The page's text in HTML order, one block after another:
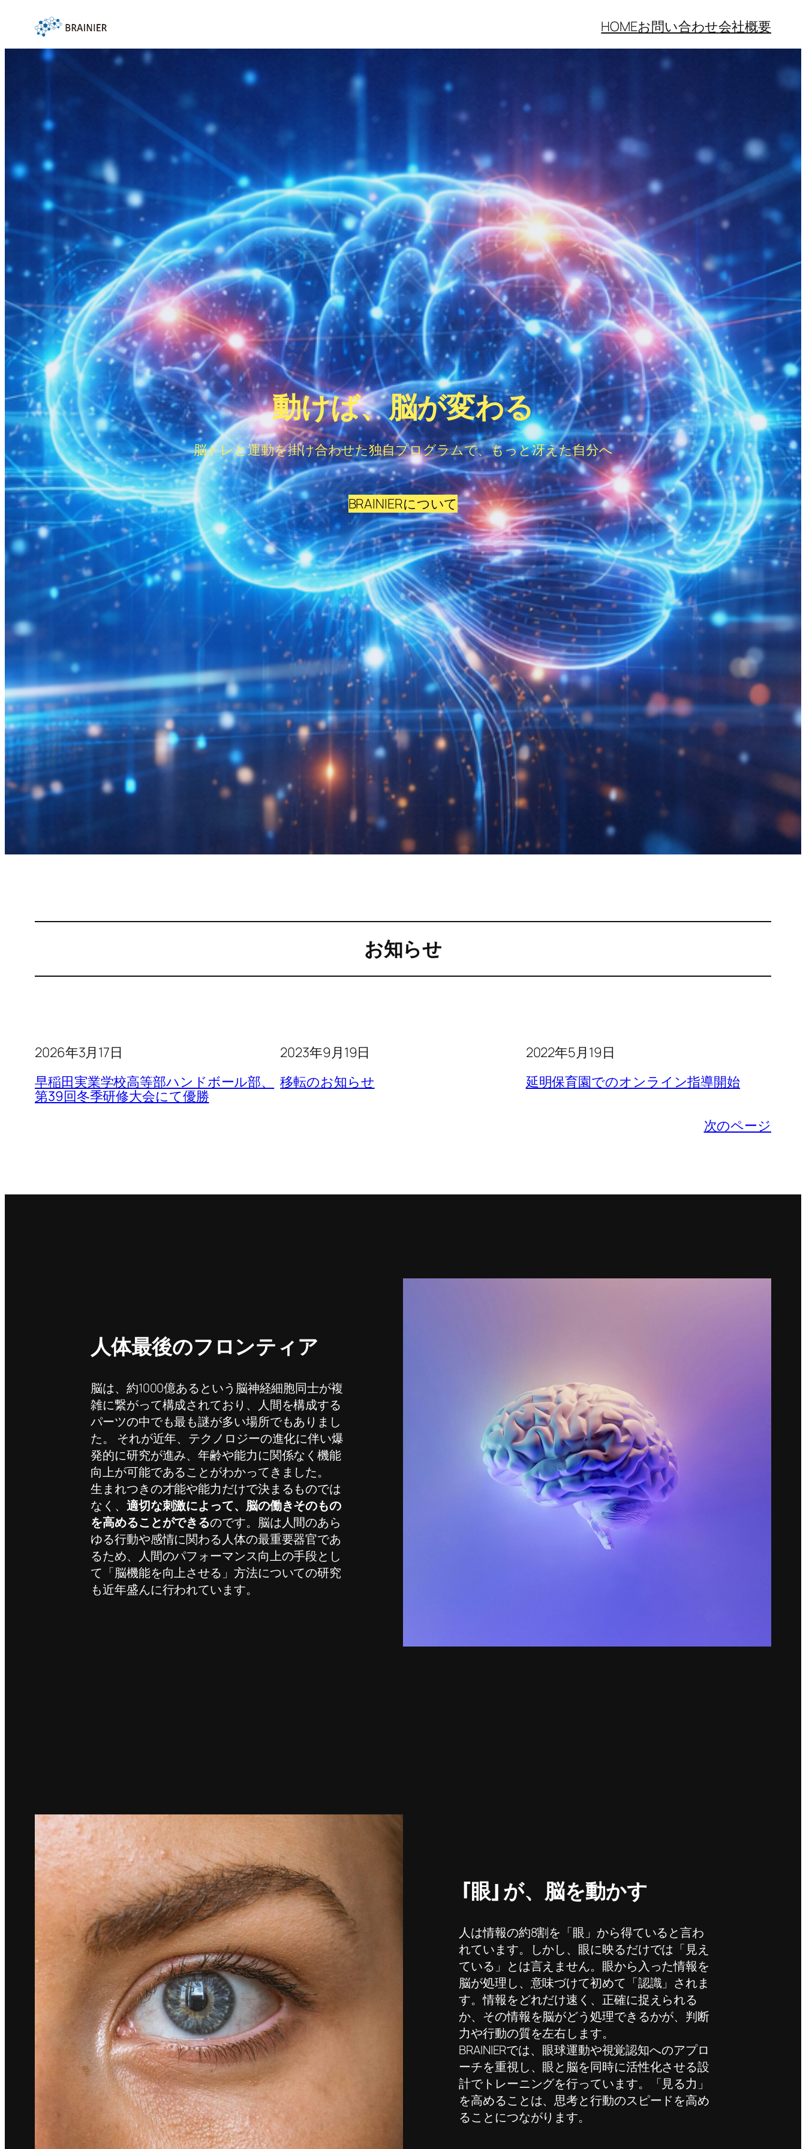
を
HOMEお問い合わせ会社概要
動けば、脳が変わる
脳トレと運動を掛け合わせた独自プログラムで、もっと冴えた自分へ
BRAINIERについて
お知らせ
2026年3月17日
早稲田実業学校高等部ハンドボール部、
第39回冬季研修大会にて優勝
2023年9月19日
移転のお知らせ
2022年5月19日
延明保育園でのオンライン指導開始
次のページ
人体最後のフロンティア
脳は、約1000億あるという脳神経細胞同士が複
雑に繋がって構成されており、人間を構成する
パーツの中でも最も謎が多い場所でもありまし
た。 それが近年、テクノロジーの進化に伴い爆
発的に研究が進み、年齢や能力に関係なく機能
向上が可能であることがわかってきました。
生まれつきの才能や能力だけで決まるものでは
なく、 適切な刺激によって、脳の働きそのもの
を高めることができるのです。脳は人間のあら
ゆる行動や感情に関わる人体の最重要器官であ
るため、人間のパフォーマンス向上の手段とし
て「脳機能を向上させる」方法についての研究
も近年盛んに行われています。
「眼」が、脳を動かす
人は情報の約8割を「眼」から得ていると言わ
れています。しかし、眼に映るだけでは「見え
ている」とは言えません。眼から入った情報を
脳が処理し、意味づけて初めて「認識」されま
す。情報をどれだけ速く、正確に捉えられる
か、その情報を脳がどう処理できるかが、判断
力や行動の質を左右します。
BRAINIERでは、眼球運動や視覚認知へのアプロ
ーチを重視し、眼と脳を同時に活性化させる設
計でトレーニングを行っています。「見る力」
を高めることは、思考と行動のスピードを高め
ることにつながります。